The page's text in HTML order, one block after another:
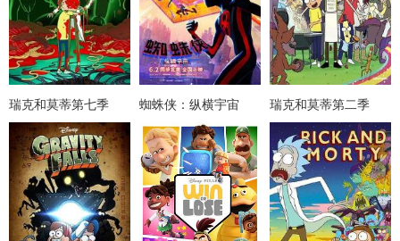
瑞克和莫蒂第七季 蜘蛛侠：纵横宇宙 瑞克和莫蒂第二季